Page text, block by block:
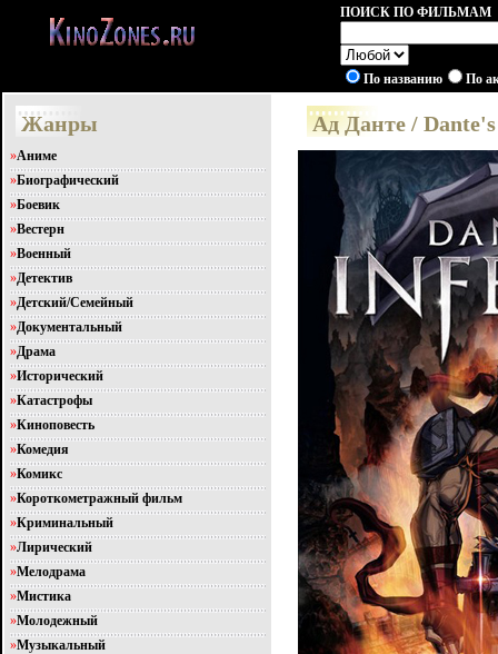
ПОИСК ПО ФИЛЬМАМ
По названию По
Жанры
»Аниме
»Биографический
»Боевик
»Вестерн
»Военный
»Детектив
»Детский/Семейный
»Документальный
»Драма
»Исторический
»Катастрофы
»Киноповесть
»Комедия
»Комикс
»Короткометражный фильм
»Криминальный
»Лирический
»Мелодрама
»Мистика
»Молодежный
»Музыкальный
Ад Данте /